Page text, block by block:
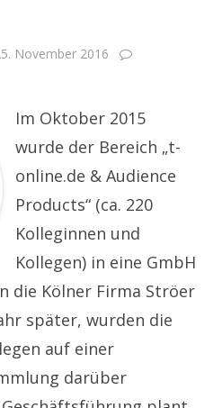
November 2016
Im Oktober 2015
wurde der Bereich „t-
online.de & Audience
Products“ (ca. 220
Kolleginnen und
Kollegen) in eine GmbH
die Kölner Firma Ströer
später, wurden die
auf einer
darüber